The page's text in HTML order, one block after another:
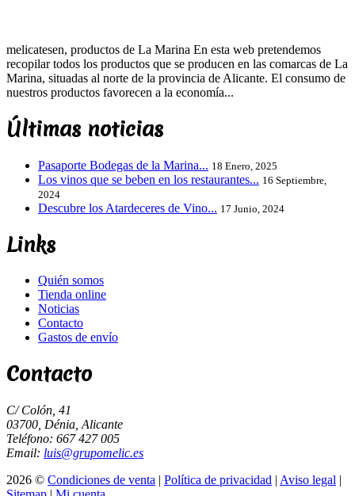
melicatesen, productos de La Marina En esta web pretendemos
recopilar todos los productos que se producen en las comarcas de La
Marina, situadas al norte de la provincia de Alicante. El consumo de
nuestros productos favorecen a la economía...
Últimas noticias
Pasaporte Bodegas de la Marina... 18 Enero, 2025
Los vinos que se beben en los restaurantes... 16 Septiembre,
2024
Descubre los Atardeceres de Vino... 17 Junio, 2024
Links
Quién somos
Tienda online
Noticias
Contacto
Gastos de envío
Contacto
C/ Colón, 41
03700, Dénia, Alicante
Teléfono: 667 427 005
Email: luis@grupomelic.es
2026 © Condiciones de venta | Política de privacidad | Aviso legal |